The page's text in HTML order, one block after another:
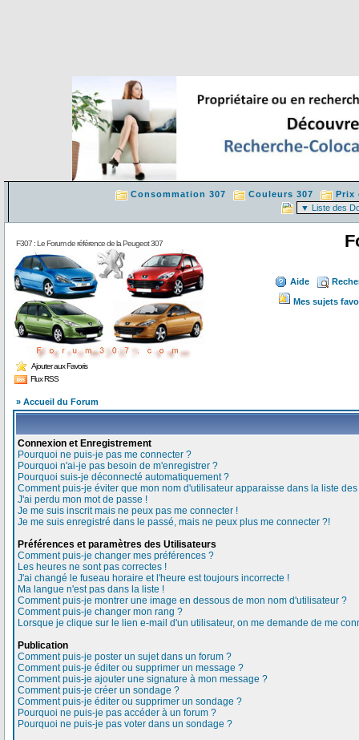
Consommation 307 Couleurs 307 Prix
F307 : Le Forum de référence de la Peugeot 307
Ajouter aux Favoris
Flux RSS
Aide
Mes sujets
» Accueil du Forum
Connexion et Enregistrement
Pourquoi ne puis-je pas me connecter ?
Pourquoi n'ai-je pas besoin de m'enregistrer ?
Pourquoi suis-je déconnecté automatiquement ?
Comment puis-je éviter que mon nom d'utilisateur apparaisse dans la liste
J'ai perdu mon mot de passe !
Je me suis inscrit mais ne peux pas me connecter !
Je me suis enregistré dans le passé, mais ne peux plus me connecter ?!
Préférences et paramètres des Utilisateurs
Comment puis-je changer mes préférences ?
Les heures ne sont pas correctes !
J'ai changé le fuseau horaire et l'heure est toujours incorrecte !
Ma langue n'est pas dans la liste !
Comment puis-je montrer une image en dessous de mon nom d'utilisateur ?
Comment puis-je changer mon rang ?
Lorsque je clique sur le lien e-mail d'un utilisateur, on me demande de me
Publication
Comment puis-je poster un sujet dans un forum ?
Comment puis-je éditer ou supprimer un message ?
Comment puis-je ajouter une signature à mon message ?
Comment puis-je créer un sondage ?
Comment puis-je éditer ou supprimer un sondage ?
Pourquoi ne puis-je pas accéder à un forum ?
Pourquoi ne puis-je pas voter dans un sondage ?